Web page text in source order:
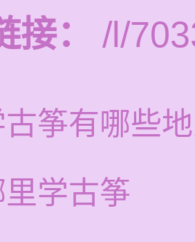
接：
/l/
筝有哪些
学古筝